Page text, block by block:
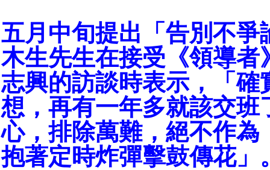
五月中旬提出「告別不爭
木生先生在接受《領導者
志興的訪談時表示，「確
想，再有一年多就該交班
心，排除萬難，絕不作為
抱著定時炸彈擊鼓傳花」